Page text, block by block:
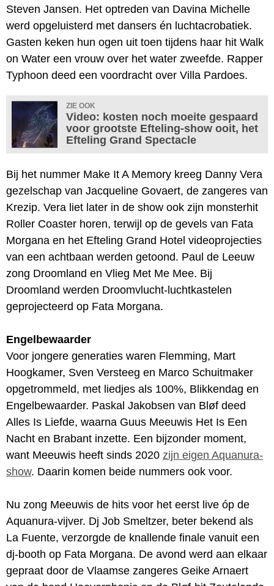
Steven Jansen. Het optreden van Davina Michelle
werd opgeluisterd met dansers én luchtacrobatiek.
Gasten keken hun ogen uit toen tijdens haar hit Walk
on Water een vrouw over het water zweefde. Rapper
Typhoon deed een voordracht over Villa Pardoes.
ZIE OOK
Video: kosten noch moeite gespaard
voor grootste Efteling-show ooit, het
Efteling Grand Spectacle
Bij het nummer Make It A Memory kreeg Danny Vera
gezelschap van Jacqueline Govaert, de zangeres van
Krezip. Vera liet later in de show ook zijn monsterhit
Roller Coaster horen, terwijl op de gevels van Fata
Morgana en het Efteling Grand Hotel videoprojecties
van een achtbaan werden getoond. Paul de Leeuw
zong Droomland en Vlieg Met Me Mee. Bij
Droomland werden Droomvlucht-luchtkastelen
geprojecteerd op Fata Morgana.
Engelbewaarder
Voor jongere generaties waren Flemming, Mart
Hoogkamer, Sven Versteeg en Marco Schuitmaker
opgetrommeld, met liedjes als 100%, Blikkendag en
Engelbewaarder. Paskal Jakobsen van Bløf deed
Alles Is Liefde, waarna Guus Meeuwis Het Is Een
Nacht en Brabant inzette. Een bijzonder moment,
want Meeuwis heeft sinds 2020 zijn eigen Aquanura-
show. Daarin komen beide nummers ook voor.
Nu zong Meeuwis de hits voor het eerst live óp de
Aquanura-vijver. Dj Job Smeltzer, beter bekend als
La Fuente, verzorgde de knallende finale vanuit een
dj-booth op Fata Morgana. De avond werd aan elkaar
gepraat door de Vlaamse zangeres Geike Arnaert